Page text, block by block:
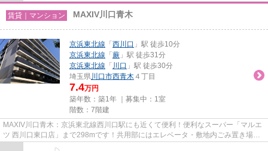
賃貸｜マンション MAXIV川口青木
京浜東北線 「 西川口 」駅 徒歩10分
京浜東北線 「 蕨 」駅 徒歩31分
京浜東北線 「 川口 」駅 徒歩30分
埼玉県川口市西青木 ４丁目
7.4万円
築年数：築1年 ｜募集中： 1室
階数：7階建
MAXIV川口青木：京浜東北線西川口駅にも近くて便利！便利なスーパー「マルエ
ツ 西川口東口店」まで298mです！共用部にはエレベータ・敷地内ごみ置き場な